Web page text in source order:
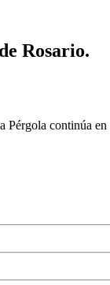
Rosario.
continúa